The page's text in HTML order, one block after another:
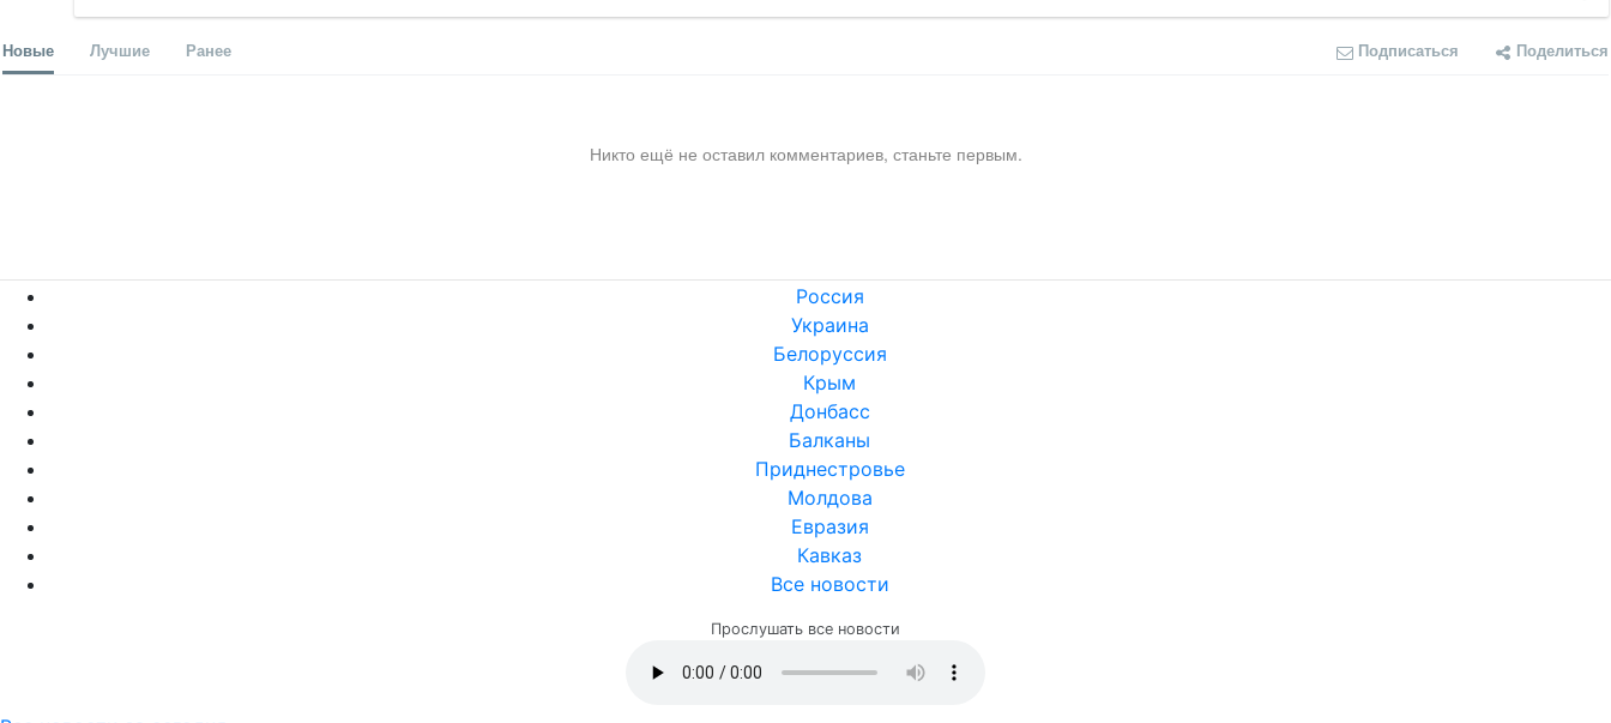
Новые Лучшие Ранее Подписаться Поделиться
Никто ещё не оставил комментариев, станьте первым.
Россия
Украина
Белоруссия
Крым
Донбасс
Балканы
Приднестровье
Молдова
Евразия
Кавказ
Все новости
Прослушать все новости